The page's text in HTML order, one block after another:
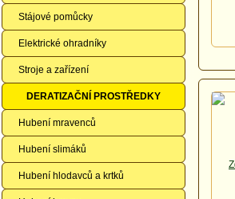
Stájové pomůcky
Elektrické ohradníky
Stroje a zařízení
DERATIZAČNÍ PROSTŘEDKY
Hubení mravenců
Hubení slimáků
Hubení hlodavců a krtků